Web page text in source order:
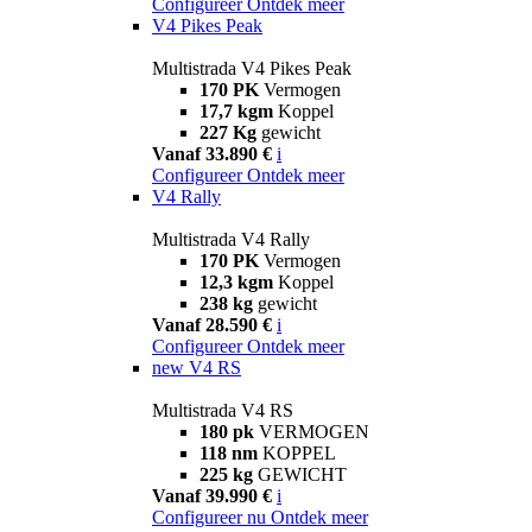
V4 Pikes Peak
Multistrada V4 Pikes Peak
170 PK Vermogen
17,7 kgm Koppel
227 Kg gewicht
Vanaf 33.890 € i
Configureer Ontdek meer
V4 Rally
Multistrada V4 Rally
170 PK Vermogen
12,3 kgm Koppel
238 kg gewicht
Vanaf 28.590 € i
Configureer Ontdek meer
new V4 RS
Multistrada V4 RS
180 pk VERMOGEN
118 nm KOPPEL
225 kg GEWICHT
Vanaf 39.990 € i
Configureer nu Ontdek meer